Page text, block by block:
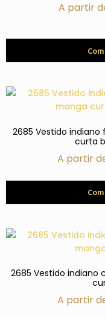
A partir
2685 Vestido
curta
A partir
2685 Vestido indiano
A partir